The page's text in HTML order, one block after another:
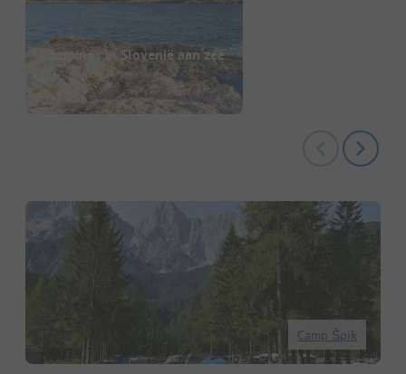
Campings in Slovenië aan zee
Camp Špik